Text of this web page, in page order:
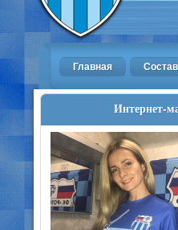
Главная Состав
Интернет-